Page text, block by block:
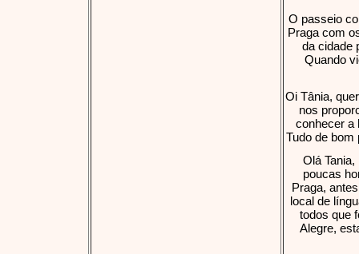
O passeio
Praga com
da cidade
Quando
Oi Tânia,
nos
conhecer a
Tudo de
Olá
poucas
Praga,
local de
todos que
Alegre,